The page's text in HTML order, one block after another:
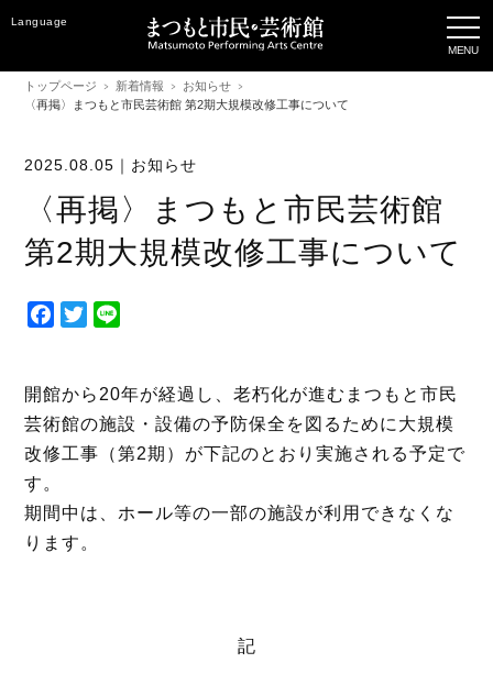
Language
トップページ 新着情報
お知らせ
〈再掲〉まつもと市民芸術館 第2期大規模改修工事について
2025.08.05｜ お知らせ
〈再掲〉まつもと市民芸術館
第2期大規模改修工事について
F
e
b
o
T
t
t
e
e
開館から20年が経過し、老朽化が進むまつもと市民
芸術館の施設・設備の予防保全を図るために大規模
改修工事（第2期）が下記のとおり実施される予定で
す。
期間中は、ホール等の一部の施設が利用できなくな
ります。
記